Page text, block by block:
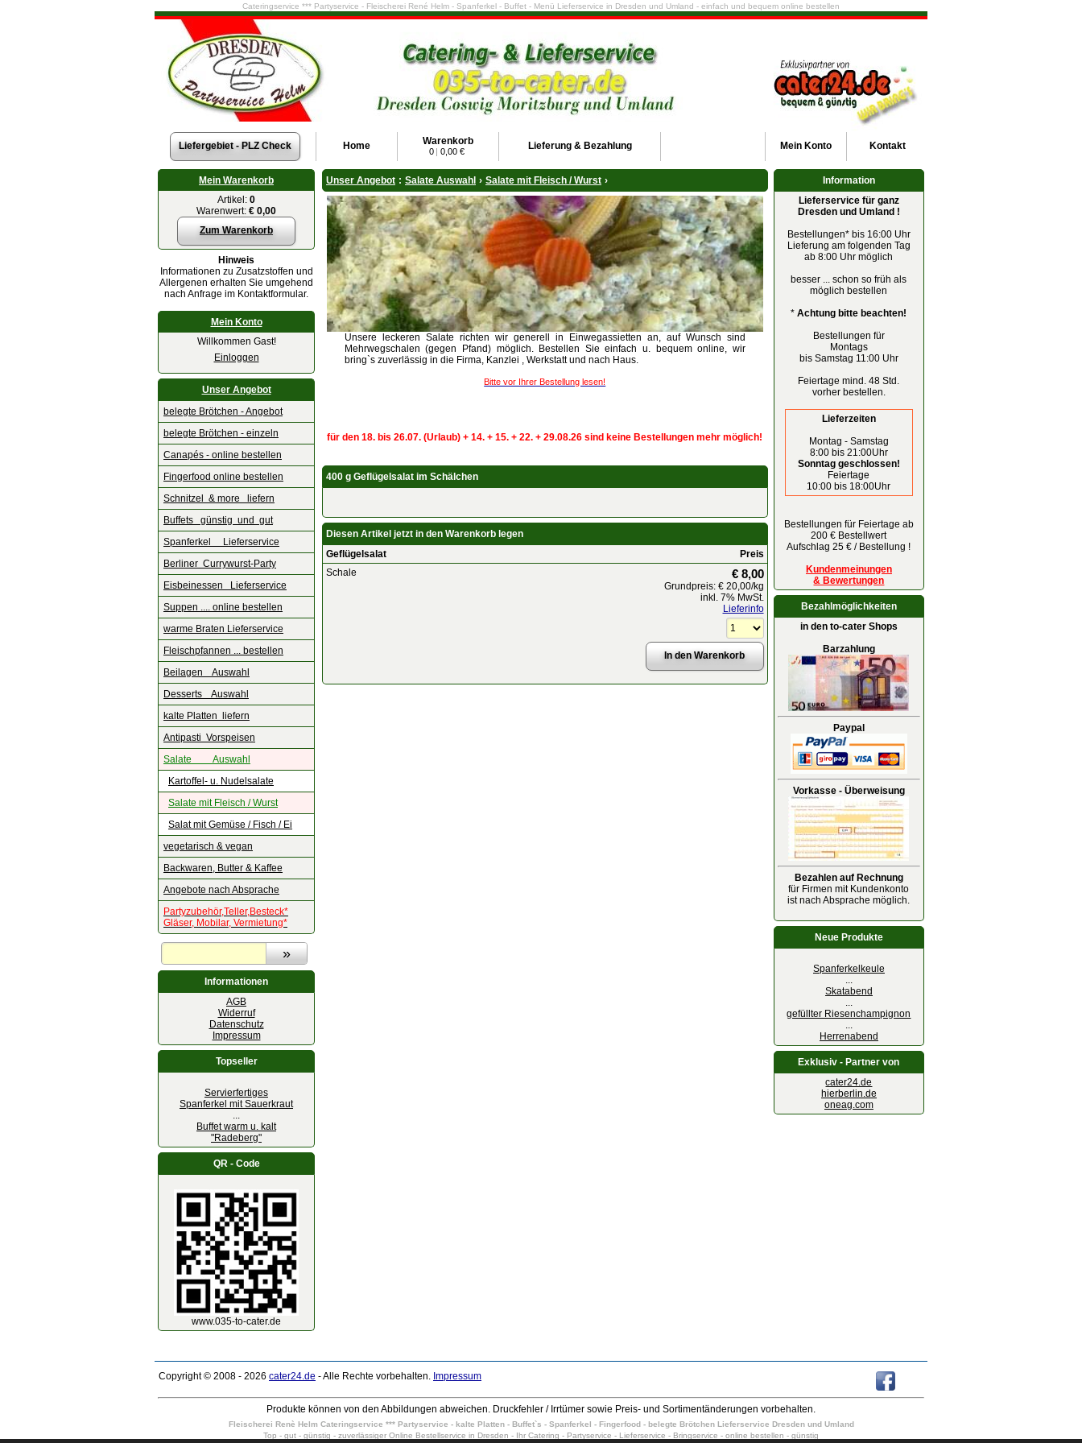
Cateringservice *** Partyservice - Fleischerei René Helm - Spanferkel - Buffet - Menü Lieferservice in Dresden und Umland - einfach und bequem online bestellen
Liefergebiet - PLZ Check Home Warenkorb
0 | 0,00 € Lieferung & Bezahlung Kontakt
Mein Konto
Mein Warenkorb
Artikel: 0
Warenwert: € 0,00
Zum Warenkorb
Hinweis
Informationen zu Zusatzstoffen und
Allergenen erhalten Sie umgehend
nach Anfrage im Kontaktformular.
Mein Konto
Willkommen Gast!
Einloggen
Unser Angebot
belegte Brötchen - Angebot
belegte Brötchen - einzeln
Canapés - online bestellen
Fingerfood online bestellen
Schnitzel & more liefern
Buffets günstig und gut
Spanferkel Lieferservice
Berliner Currywurst-Party
Eisbeinessen Lieferservice
Suppen .... online bestellen
warme Braten Lieferservice
Fleischpfannen ... bestellen
Beilagen Auswahl
Desserts Auswahl
kalte Platten liefern
Antipasti Vorspeisen
Salate Auswahl
Kartoffel- u. Nudelsalate
Salate mit Fleisch / Wurst
Salat mit Gemüse / Fisch / Ei
vegetarisch & vegan
Backwaren, Butter & Kaffee
Angebote nach Absprache
Partyzubehör,Teller,Besteck*
Gläser, Mobilar, Vermietung*
Informationen
AGB
Widerruf
Datenschutz
Impressum
Topseller
Servierfertiges
Spanferkel mit Sauerkraut
...
Buffet warm u. kalt
"Radeberg"
QR - Code
www.035-to-cater.de
Unser Angebot : Salate Auswahl › Salate mit Fleisch / Wurst ›
Unsere leckeren Salate richten wir generell in Einwegassietten an, auf Wunsch sind
Mehrwegschalen (gegen Pfand) möglich. Bestellen Sie einfach u. bequem online, wir
bring`s zuverlässig in die Firma, Kanzlei , Werkstatt und nach Haus.
Bitte vor Ihrer Bestellung lesen!
für den 18. bis 26.07. (Urlaub) + 14. + 15. + 22. + 29.08.26 sind keine Bestellungen mehr möglich!
400 g Geflügelsalat im Schälchen
Diesen Artikel jetzt in den Warenkorb legen
Geflügelsalat
Preis
Schale
€ 8,00
Grundpreis: € 20,00/kg
inkl. 7% MwSt.
Lieferinfo
Information
Lieferservice für ganz
Dresden und Umland !
Bestellungen* bis 16:00 Uhr
Lieferung am folgenden Tag
ab 8:00 Uhr möglich
besser ... schon so früh als
möglich bestellen
*Achtung bitte beachten!
Bestellungen für
Montags
bis Samstag 11:00 Uhr
Feiertage mind. 48 Std.
vorher bestellen.
Lieferzeiten
Montag - Samstag
8:00 bis 21:00Uhr
Sonntag geschlossen!
Feiertage
10:00 bis 18:00Uhr
Bestellungen für Feiertage ab
200 € Bestellwert
Aufschlag 25 € / Bestellung !
Kundenmeinungen
& Bewertungen
Bezahlmöglichkeiten
in den to-cater Shops
Barzahlung
Paypal
Vorkasse - Überweisung
Bezahlen auf Rechnung
für Firmen mit Kundenkonto
ist nach Absprache möglich.
Neue Produkte
Spanferkelkeule
...
Skatabend
...
gefüllter Riesenchampignon
...
Herrenabend
Exklusiv - Partner von
cater24.de
hierberlin.de
oneag.com
Copyright © 2008 - 2026 cater24.de - Alle Rechte vorbehalten. Impressum
Produkte können von den Abbildungen abweichen. Druckfehler / Irrtümer sowie Preis- und Sortimentänderungen vorbehalten.
Fleischerei Renè Helm Cateringservice *** Partyservice - kalte Platten - Buffet`s - Spanferkel - Fingerfood - belegte Brötchen Lieferservice Dresden und Umland
Top - gut - günstig - zuverlässiger Online Bestellservice in Dresden - Ihr Catering - Partyservice - Lieferservice - Bringservice - online bestellen - günstig